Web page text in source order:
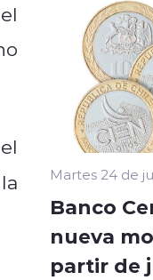
Martes 24 de
Banco
nueva
partir de